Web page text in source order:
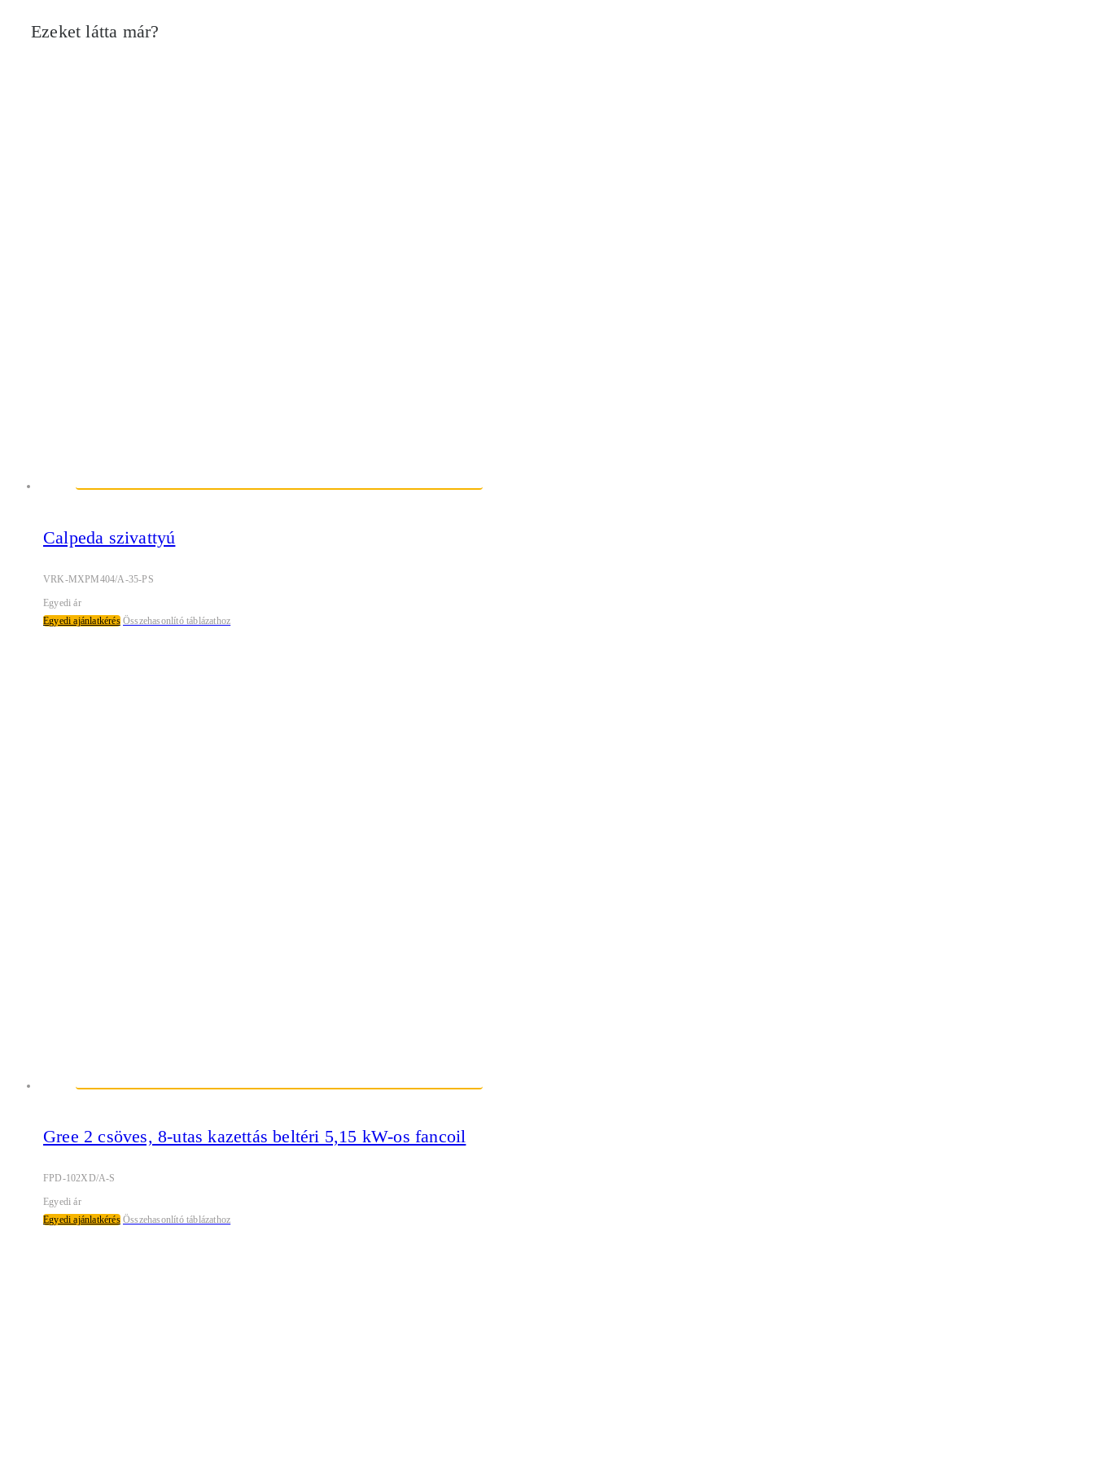
Ezeket látta már?
Calpeda szivattyú
VRK-MXPM404/A-35-PS
Egyedi ár
Egyedi ajánlatkérés Összehasonlító táblázathoz
Gree 2 csöves, 8-utas kazettás beltéri 5,15 kW-os fancoil
FPD-102XD/A-S
Egyedi ár
Egyedi ajánlatkérés Összehasonlító táblázathoz